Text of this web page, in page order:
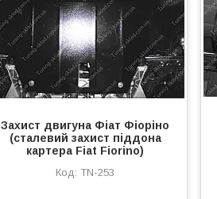
Захист двигуна Фіат Фіоріно
(сталевий захист піддона
картера Fiat Fiorino)
TN-253